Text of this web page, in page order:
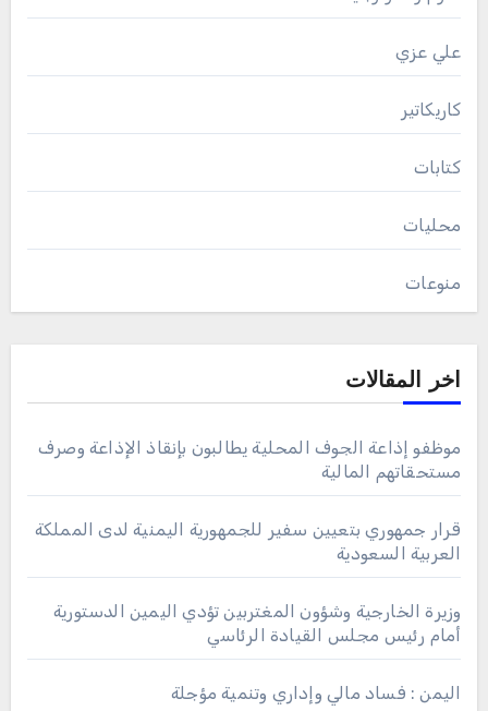
علي عزي
كاريكاتير
كتابات
محليات
منوعات
اخر المقالات
موظفو إذاعة الجوف المحلية يطالبون بإنقاذ الإذاعة وصرف
مستحقاتهم المالية
قرار جمهوري بتعيين سفير للجمهورية اليمنية لدى المملكة
العربية السعودية
وزيرة الخارجية وشؤون المغتربين تؤدي اليمين الدستورية
أمام رئيس مجلس القيادة الرئاسي
اليمن : فساد مالي وإداري وتنمية مؤجلة